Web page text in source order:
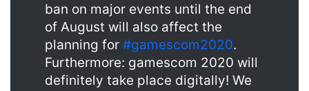
ban on major events until the end
of August will also affect the
planning for #gamescom2020.
Furthermore: gamescom 2020 will
definitely take place digitally! We